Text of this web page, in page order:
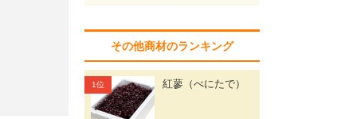
その他商材のランキング
紅蓼（べにたで）